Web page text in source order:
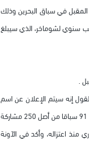
مارس المقبل في سباق البحرين وذلك
سنوي لشوماخر، الذي سيبلغ
.
إنه سيتم الإعلان عن اسم
سائق الفريق الثاني في مطلع عام 2010. يذكر أن محاولات شوماخر، الذي كان سجل أعواما ناجحة مع فريق فيراري الإيطالي، بحيث فاز في 91 سباقا من أصل 250 مشاركة
منذ اعتزاله، وأكد في الآونة